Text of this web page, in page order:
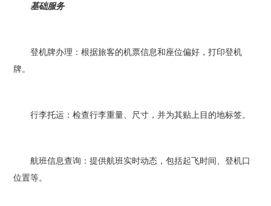
基础服务
登机牌办理：根据旅客的机票信息和座位偏好，打印登机
牌。
行李托运：检查行李重量、尺寸，并为其贴上目的地标签。
航班信息查询：提供航班实时动态，包括起飞时间、登机口
位置等。